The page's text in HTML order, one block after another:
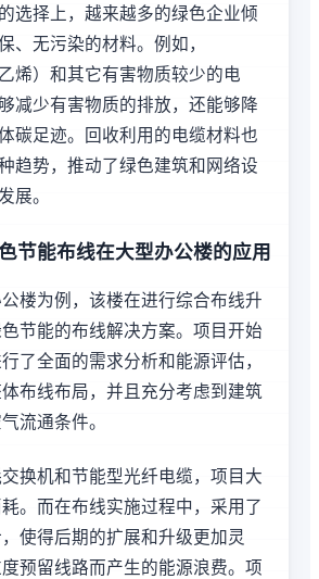
选择上，越来越多的绿色企业倾
、无污染的材料。例如，
烯）和其它有害物质较少的电
减少有害物质的排放，还能够降
碳足迹。回收利用的电缆材料也
趋势，推动了绿色建筑和网络设
展。
节能布线在大型办公楼的应用
楼为例，该楼在进行综合布线升
节能的布线解决方案。项目开始
了全面的需求分析和能源评估，
布线布局，并且充分考虑到建筑
流通条件。
换机和节能型光纤电缆，项目大
。而在布线实施过程中，采用了
使得后期的扩展和升级更加灵
预留线路而产生的能源浪费。项